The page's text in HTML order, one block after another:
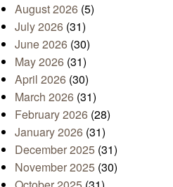
August 2026 (5)
July 2026 (31)
June 2026 (30)
May 2026 (31)
April 2026 (30)
March 2026 (31)
February 2026 (28)
January 2026 (31)
December 2025 (31)
November 2025 (30)